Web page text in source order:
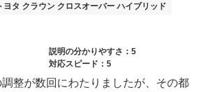
タ クラウン クロスオーバー ハイブリッド
説明の分かりやすさ：5
対応スピード：5
整が数回にわたりましたが、その都